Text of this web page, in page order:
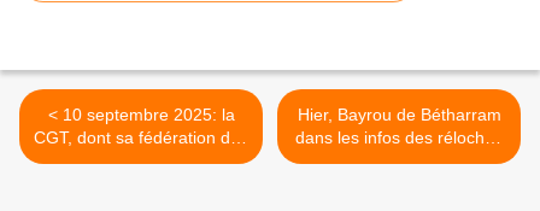
< 10 septembre 2025: la
CGT, dont sa fédération des
cheminots, dans l'action!
Hier, Bayrou de Bétharram
dans les infos des réloches
publiques et privées >